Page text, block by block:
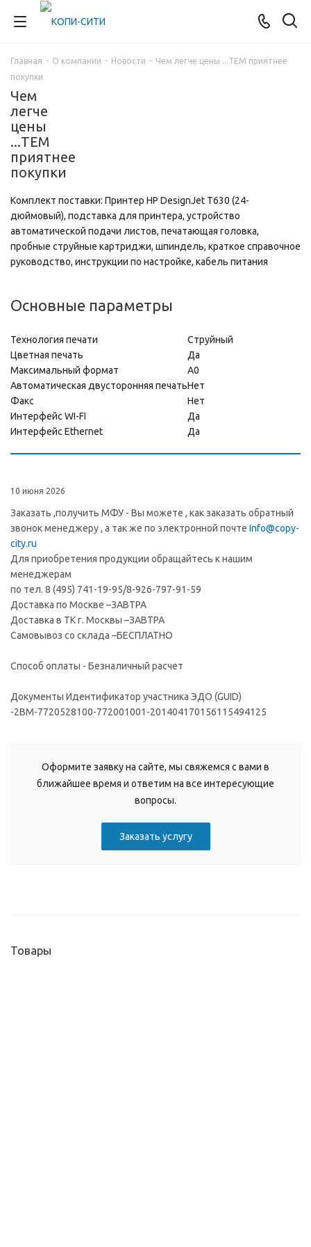
Главная - О компании - Новости - Чем легче цены ...ТЕМ приятнее
покупки
Чем
легче
цены
...ТЕМ
приятнее
покупки
Комплект поставки: Принтер HP DesignJet T630 (24-
дюймовый), подставка для принтера, устройство
автоматической подачи листов, печатающая головка,
пробные струйные картриджи, шпиндель, краткое справочное
руководство, инструкции по настройке, кабель питания
Основные параметры
Технология печати
Струйный
Цветная печать
Да
Максимальный формат
А0
Автоматическая двусторонняя печатьНет
Факс
Нет
Интерфейс WI-FI
Да
Интерфейс Ethernet
Да
10 июня 2026
Заказать ,получить МФУ - Вы можете , как заказать обратный
звонок менеджеру , а так же по электронной почте Info@copy-
city.ru
Для приобретения продукции обращайтесь к нашим
менеджерам
по тел. 8 (495) 741-19-95/8-926-797-91-59
Доставка по Москве –ЗАВТРА
Доставка в ТК г. Москвы –ЗАВТРА
Самовывоз со склада –БЕСПЛАТНО
Способ оплаты - Безналичный расчет
Документы Идентификатор участника ЭДО (GUID)
-2BM-7720528100-772001001-201404170156115494125
Оформите заявку на сайте, мы свяжемся с вами в
ближайшее время и ответим на все интересующие
вопросы.
Заказать услугу
Товары